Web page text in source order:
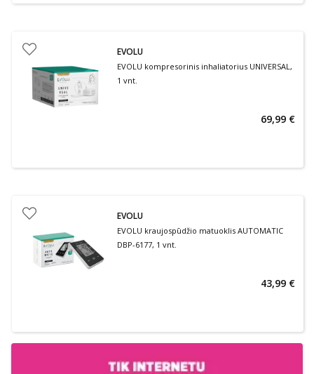
EVOLU
EVOLU kompresorinis inhaliatorius UNIVERSAL,
1 vnt.
69,99 €
EVOLU
EVOLU kraujospūdžio matuoklis AUTOMATIC
DBP-6177, 1 vnt.
43,99 €